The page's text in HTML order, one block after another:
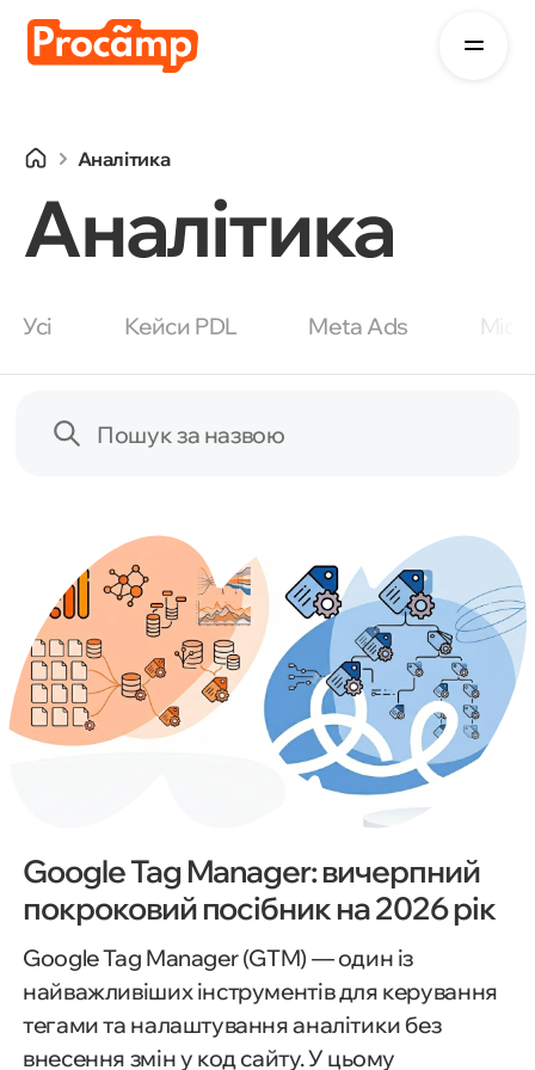
Аналітика
Аналітика
Усі Кейси PDL Meta Ads
Пошук за назвою
Google Tag Manager: вичерпний
покроковий посібник на 2026 рік
Google Tag Manager (GTM) — один із
найважливіших інструментів для керування
тегами та налаштування аналітики без
внесення змін у код сайту. У цьому